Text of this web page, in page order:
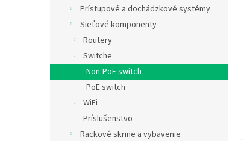
Prístupové a dochádzkové systémy
Sieťové komponenty
Routery
Switche
Non-PoE switch
PoE switch
WiFi
Príslušenstvo
Rackové skrine a vybavenie